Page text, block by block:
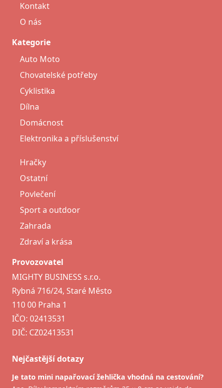
Kontakt
O nás
Kategorie
Auto Moto
Chovatelské potřeby
Cyklistika
Dílna
Domácnost
Elektronika a příslušenství
Hračky
Ostatní
Povlečení
Sport a outdoor
Zahrada
Zdraví a krása
Provozovatel
MIGHTY BUSINESS s.r.o.
Rybná 716/24, Staré Město
110 00 Praha 1
IČO: 02413531
DIČ: CZ02413531
Nejčastější dotazy
Je tato mini napařovací žehlička vhodná na cestování?